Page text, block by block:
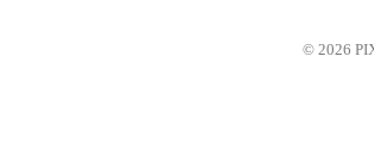
© 2026